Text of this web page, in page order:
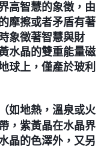
高智慧的象徵，由
摩擦或者矛盾有著
象徵著智慧與財
水晶的雙重能量磁
球上，僅產於玻利
如地熱，溫泉或火
，紫黃晶在水晶界
晶的色澤外，又另